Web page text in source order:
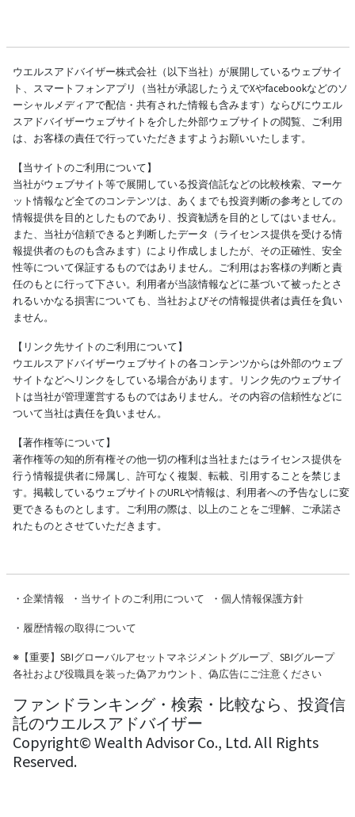
ウエルスアドバイザー株式会社（以下当社）が展開しているウェブサイ
ト、スマートフォンアプリ（当社が承認したうえでXやfacebookなどのソ
ーシャルメディアで配信・共有された情報も含みます）ならびにウエル
スアドバイザーウェブサイトを介した外部ウェブサイトの閲覧、ご利用
は、お客様の責任で行っていただきますようお願いいたします。
【当サイトのご利用について】
当社がウェブサイト等で展開している投資信託などの比較検索、マーケ
ット情報など全てのコンテンツは、あくまでも投資判断の参考としての
情報提供を目的としたものであり、投資勧誘を目的としてはいません。
また、当社が信頼できると判断したデータ（ライセンス提供を受ける情
報提供者のものも含みます）により作成しましたが、その正確性、安全
性等について保証するものではありません。ご利用はお客様の判断と責
任のもとに行って下さい。利用者が当該情報などに基づいて被ったとさ
れるいかなる損害についても、当社およびその情報提供者は責任を負い
ません。
【リンク先サイトのご利用について】
ウエルスアドバイザーウェブサイトの各コンテンツからは外部のウェブ
サイトなどへリンクをしている場合があります。リンク先のウェブサイ
トは当社が管理運営するものではありません。その内容の信頼性などに
ついて当社は責任を負いません。
【著作権等について】
著作権等の知的所有権その他一切の権利は当社またはライセンス提供を
行う情報提供者に帰属し、許可なく複製、転載、引用することを禁じま
す。掲載しているウェブサイトのURLや情報は、利用者への予告なしに変
更できるものとします。ご利用の際は、以上のことをご理解、ご承諾さ
れたものとさせていただきます。
・ 企業情報 ・ 当サイトのご利用について ・ 個人情報保護方針
・ 履歴情報の取得について
※【重要】SBIグローバルアセットマネジメントグループ、SBIグループ
各社および役職員を装った偽アカウント、偽広告にご注意ください
ファンドランキング・検索・比較なら、投資信
託のウエルスアドバイザー
Copyright© Wealth Advisor Co., Ltd. All Rights
Reserved.